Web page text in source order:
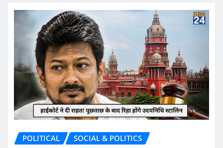
POLITICAL SOCIAL & POLITICS